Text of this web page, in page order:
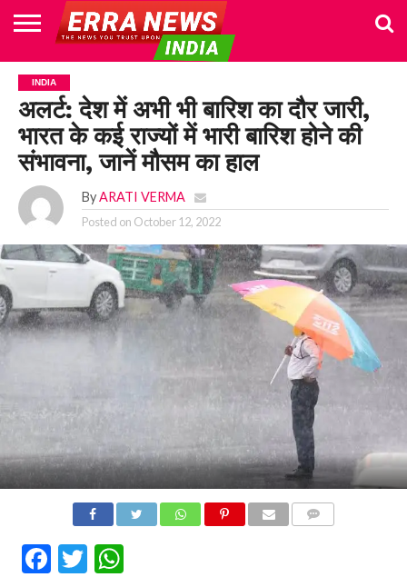
HOME
POLITICS
NEWS
BUSINESS
CULTURE
NATIONAL
SPORTS
LIFESTYLE
TRAVEL
OPINION
BREAKING
NEWS
ENTERTAINMENT
WORLD
CRIME
JOIN
US
INDIA
अलर्ट: देश में अभी भी बारिश का दौर जारी,
भारत के कई राज्यों में भारी बारिश होने की
संभावना, जानें मौसम का हाल
By ARATI VERMA
Posted on October 12, 2022
Facebook
Twitter
WhatsApp